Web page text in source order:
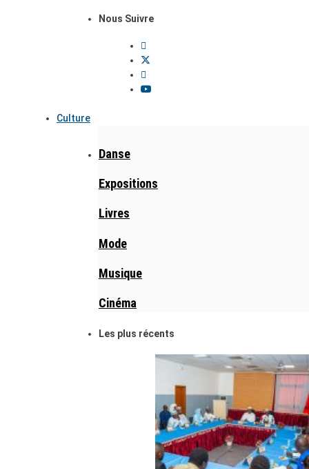
Nous Suivre
Culture
Danse
Expositions
Livres
Mode
Musique
Cinéma
Les plus récents